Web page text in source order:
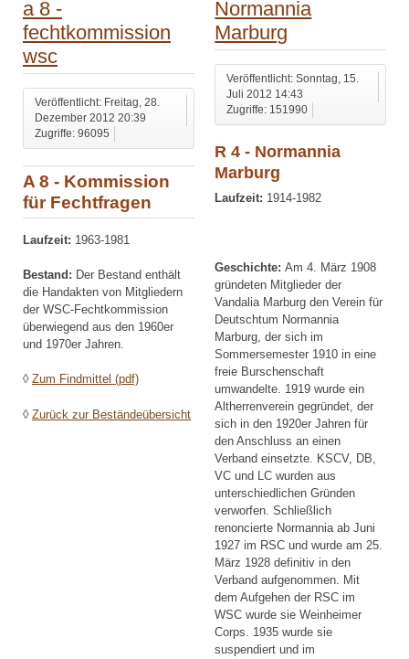
a 8 -
fechtkommission
wsc
Veröffentlicht: Freitag, 28.
Dezember 2012 20:39
Zugriffe: 96095
A 8 - Kommission
für Fechtfragen
Laufzeit: 1963-1981
Bestand: Der Bestand enthält
die Handakten von Mitgliedern
der WSC-Fechtkommission
überwiegend aus den 1960er
und 1970er Jahren.
◊ Zum Findmittel (pdf)
◊ Zurück zur Beständeübersicht
Normannia
Marburg
Veröffentlicht: Sonntag, 15.
Juli 2012 14:43
Zugriffe: 151990
R 4 - Normannia
Marburg
Laufzeit: 1914-1982
Geschichte:Am 4. März 1908
gründeten Mitglieder der
Vandalia Marburg den Verein für
Deutschtum Normannia
Marburg, der sich im
Sommersemester 1910 in eine
freie Burschenschaft
umwandelte. 1919 wurde ein
Altherrenverein gegründet, der
sich in den 1920er Jahren für
den Anschluss an einen
Verband einsetzte. KSCV, DB,
VC und LC wurden aus
unterschiedlichen Gründen
verworfen. Schließlich
renoncierte Normannia ab Juni
1927 im RSC und wurde am 25.
März 1928 definitiv in den
Verband aufgenommen. Mit
dem Aufgehen der RSC im
WSC wurde sie Weinheimer
Corps. 1935 wurde sie
suspendiert und im